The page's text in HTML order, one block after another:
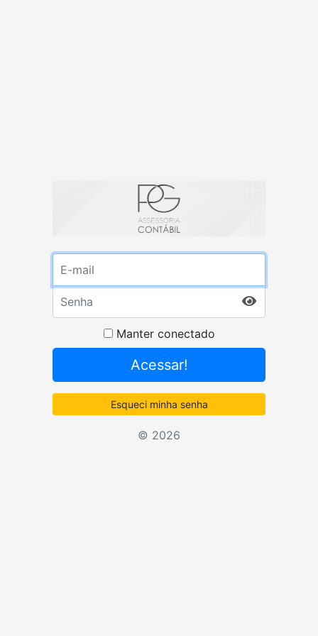
Senha
Senha
Manter conectado
Acessar!
Esqueci minha senha
© 2026